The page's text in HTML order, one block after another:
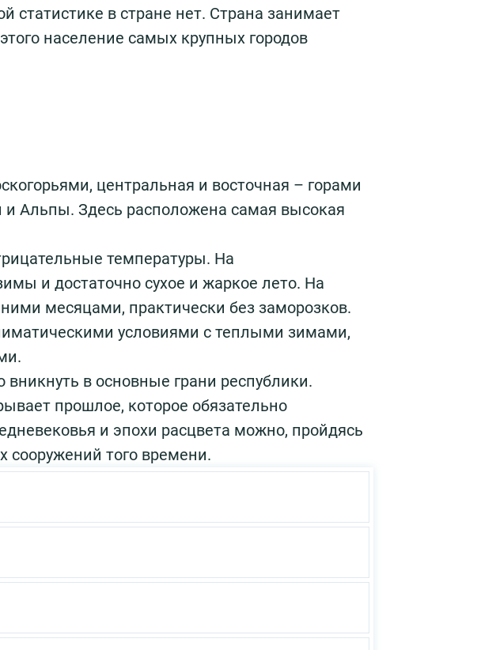
статистике в стране нет. Страна занимает
население самых крупных городов
центральная и восточная – горами
и Альпы. Здесь расположена самая высокая
температуры. На
и достаточно сухое и жаркое лето. На
месяцами, практически без заморозков.
условиями с теплыми зимами,
в основные грани республики.
прошлое, которое обязательно
и эпохи расцвета можно, пройдясь
сооружений того времени.